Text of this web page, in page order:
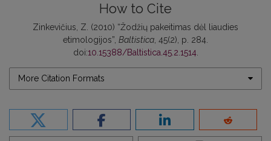
How to Cite
Zinkevičius, Z. (2010) “Žodžių pakeitimas dėl liaudies
etimologijos”, Baltistica , 45(2), p. 284.
doi:10.15388/Baltistica.45.2.1514.
More Citation Formats